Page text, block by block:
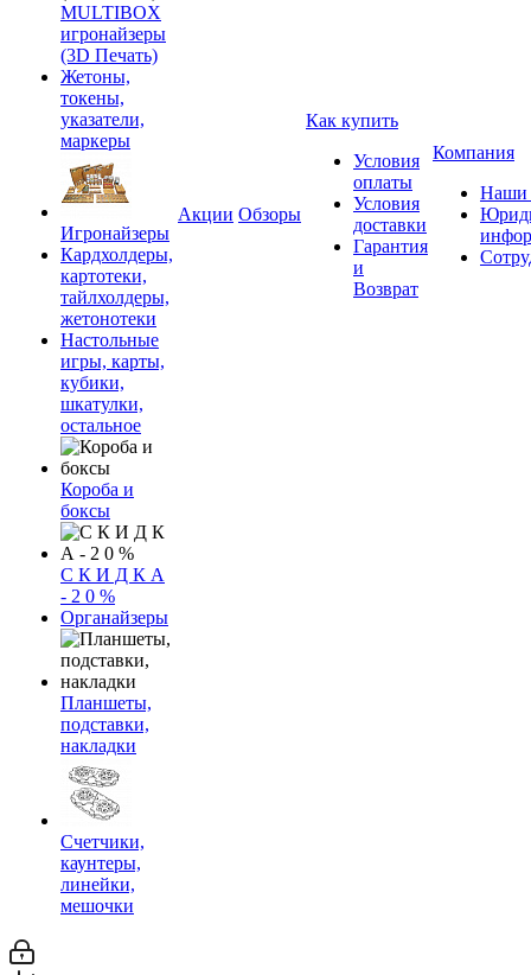
MULTIBOX
игронайзеры
(3D Печать)
Жетоны,
токены,
указатели,
маркеры
Игронайзеры
Кардхолдеры,
картотеки,
тайлхолдеры,
жетонотеки
Настольные
игры, карты,
кубики,
шкатулки,
остальное
Короба и
боксы
С К И Д К А
- 2 0 %
Органайзеры
Планшеты,
подставки,
накладки
Счетчики,
каунтеры,
линейки,
мешочки
Акции Обзоры
Как купить
Условия
оплаты
Условия
доставки
Гарантия
и
Возврат
Компания
Наши